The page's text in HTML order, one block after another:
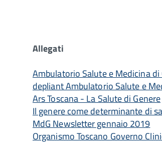
Allegati
Ambulatorio Salute e Medicina di
depliant Ambulatorio Salute e
Ars Toscana - La Salute di Genere
Il genere come determinante di
MdG Newsletter gennaio 2019
Organismo Toscano Governo